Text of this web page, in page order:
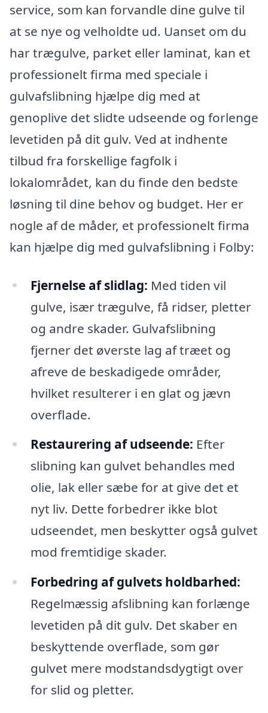
service, som kan forvandle dine gulve til
at se nye og velholdte ud. Uanset om du
har trægulve, parket eller laminat, kan et
professionelt firma med speciale i
gulvafslibning hjælpe dig med at
genoplive det slidte udseende og forlenge
levetiden på dit gulv. Ved at indhente
tilbud fra forskellige fagfolk i
lokalområdet, kan du finde den bedste
løsning til dine behov og budget. Her er
nogle af de måder, et professionelt firma
kan hjælpe dig med gulvafslibning i Folby:
Fjernelse af slidlag: Med tiden vil
gulve, især trægulve, få ridser, pletter
og andre skader. Gulvafslibning
fjerner det øverste lag af træet og
afreve de beskadigede områder,
hvilket resulterer i en glat og jævn
overflade.
Restaurering af udseende: Efter
slibning kan gulvet behandles med
olie, lak eller sæbe for at give det et
nyt liv. Dette forbedrer ikke blot
udseendet, men beskytter også gulvet
mod fremtidige skader.
Forbedring af gulvets holdbarhed:
Regelmæssig afslibning kan forlænge
levetiden på dit gulv. Det skaber en
beskyttende overflade, som gør
gulvet mere modstandsdygtigt over
for slid og pletter.